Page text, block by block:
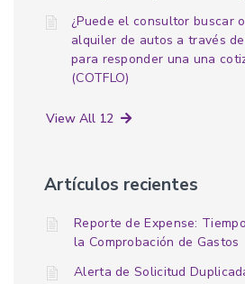
¿Puede el consultor buscar
alquiler de autos a través
para responder una una
(COTFLO)
View All 12
Artículos recientes
Reporte de Expense:
la Comprobación de Gastos
Alerta de Solicitud